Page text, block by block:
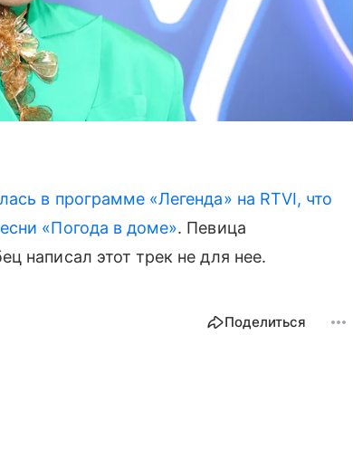
в программе «Легенда» на RTVI, что
«Погода в доме». Певица
написал этот трек не для нее.
Поделиться